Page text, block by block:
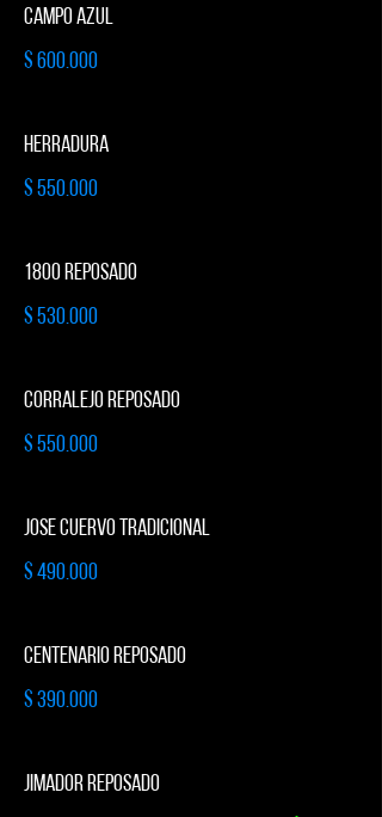
CAMPO AZUL
$ 600.000
HERRADURA
$ 550.000
1800 REPOSADO
$ 530.000
CORRALEJO REPOSADO
$ 550.000
JOSE CUERVO TRADICIONAL
$ 490.000
CENTENARIO REPOSADO
$ 390.000
JIMADOR REPOSADO